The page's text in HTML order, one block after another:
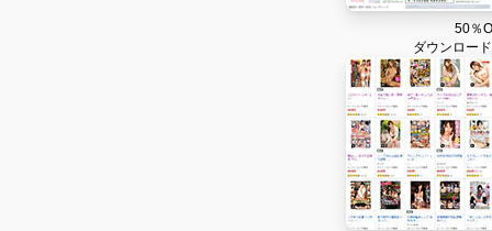
50％
ダウンロー